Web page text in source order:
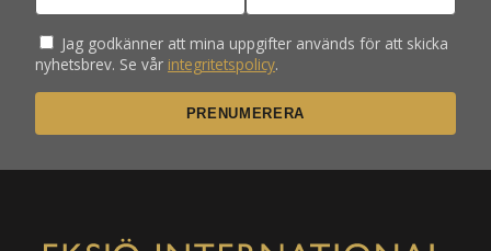
Jag godkänner att mina uppgifter används för att skicka
nyhetsbrev. Se vår integritetspolicy.